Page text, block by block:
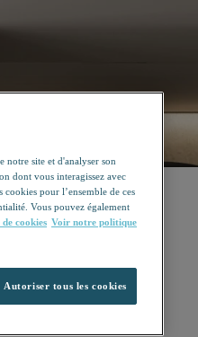
notre site et d'analyser son
dont vous interagissez avec
pour l’ensemble de ces
Vous pouvez également
cookies Voir notre politique
Autoriser tous les cookies